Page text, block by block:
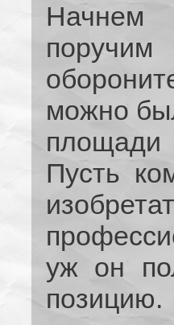
Начнем
можно
Пусть
уж он
позицию.